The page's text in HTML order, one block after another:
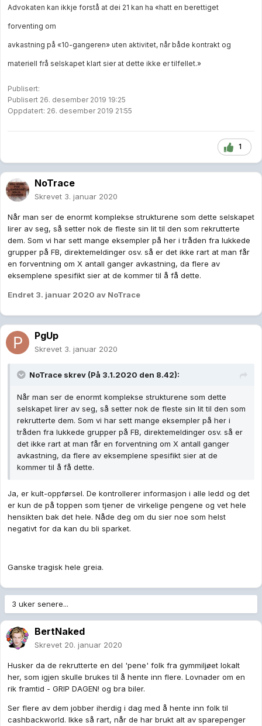
Advokaten kan ikkje forstå at dei 21 kan ha «hatt en berettiget
forventing om
avkastning på «10-gangeren» uten aktivitet, når både kontrakt og
materiell frå selskapet klart sier at dette ikke er tilfellet.»
Publisert:
Publisert 26. desember 2019 19:25
Oppdatert: 26. desember 2019 21:55
1
NoTrace
Skrevet 3. januar 2020
Når man ser de enormt komplekse strukturene som dette selskapet
lirer av seg, så setter nok de fleste sin lit til den som rekrutterte
dem. Som vi har sett mange eksempler på her i tråden fra lukkede
grupper på FB, direktemeldinger osv. så er det ikke rart at man får
en forventning om X antall ganger avkastning, da flere av
eksemplene spesifikt sier at de kommer til å få dette.
Endret 3. januar 2020 av NoTrace
PgUp
Skrevet 3. januar 2020
NoTrace skrev (På 3.1.2020 den 8.42):
Når man ser de enormt komplekse strukturene som dette
selskapet lirer av seg, så setter nok de fleste sin lit til den som
rekrutterte dem. Som vi har sett mange eksempler på her i
tråden fra lukkede grupper på FB, direktemeldinger osv. så er
det ikke rart at man får en forventning om X antall ganger
avkastning, da flere av eksemplene spesifikt sier at de
kommer til å få dette.
Ja, er kult-oppførsel. De kontrollerer informasjon i alle ledd og det
er kun de på toppen som tjener de virkelige pengene og vet hele
hensikten bak det hele. Nåde deg om du sier noe som helst
negativt for da kan du bli sparket.
Ganske tragisk hele greia.
3 uker senere...
BertNaked
Skrevet 20. januar 2020
Husker da de rekrutterte en del 'pene' folk fra gymmiljøet lokalt
her, som igjen skulle brukes til å hente inn flere. Lovnader om en
rik framtid - GRIP DAGEN! og bra biler.
Ser flere av dem jobber iherdig i dag med å hente inn folk til
cashbackworld. Ikke så rart, når de har brukt alt av sparepenger